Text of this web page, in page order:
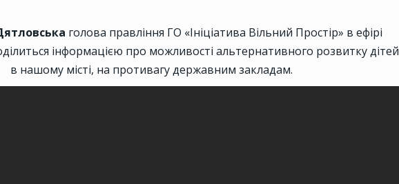
голова правління ГО «Ініціатива Вільний Простір» в ефірі
інформацією про можливості альтернативного розвитку дітей
в нашому місті, на противагу державним закладам.